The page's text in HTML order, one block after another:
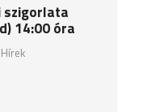
szigorlata
14:00 óra
Hírek